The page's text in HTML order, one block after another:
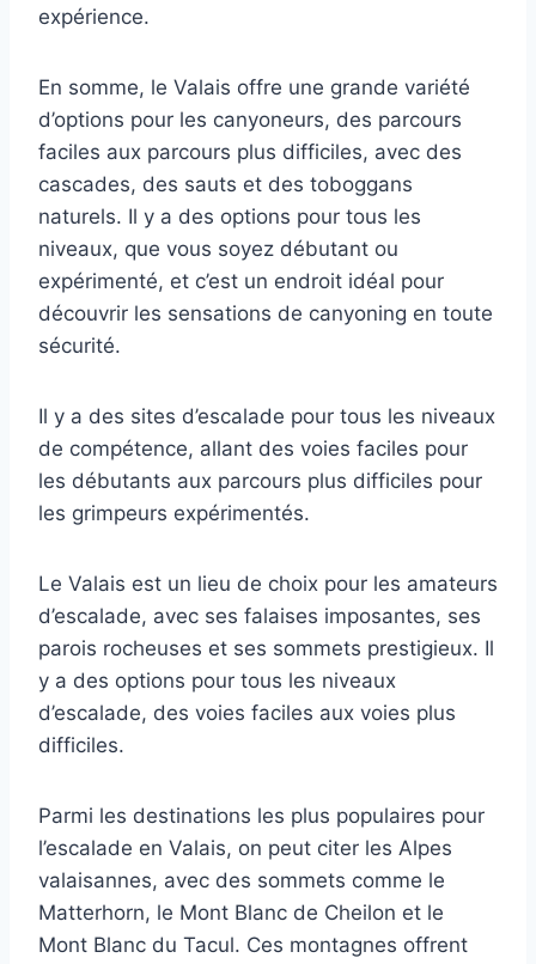
expérience.
En somme, le Valais offre une grande variété
d’options pour les canyoneurs, des parcours
faciles aux parcours plus difficiles, avec des
cascades, des sauts et des toboggans
naturels. Il y a des options pour tous les
niveaux, que vous soyez débutant ou
expérimenté, et c’est un endroit idéal pour
découvrir les sensations de canyoning en toute
sécurité.
Il y a des sites d’escalade pour tous les niveaux
de compétence, allant des voies faciles pour
les débutants aux parcours plus difficiles pour
les grimpeurs expérimentés.
Le Valais est un lieu de choix pour les amateurs
d’escalade, avec ses falaises imposantes, ses
parois rocheuses et ses sommets prestigieux. Il
y a des options pour tous les niveaux
d’escalade, des voies faciles aux voies plus
difficiles.
Parmi les destinations les plus populaires pour
l’escalade en Valais, on peut citer les Alpes
valaisannes, avec des sommets comme le
Matterhorn, le Mont Blanc de Cheilon et le
Mont Blanc du Tacul. Ces montagnes offrent